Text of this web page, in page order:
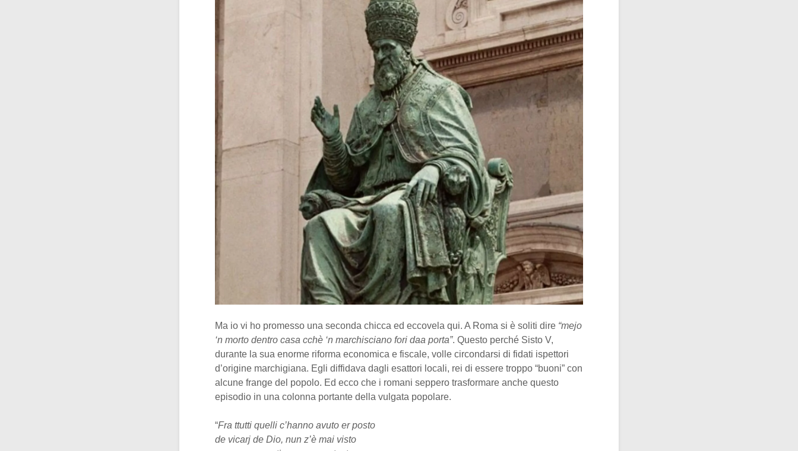
Ma io vi ho promesso una seconda chicca ed eccovela qui. A Roma si è soliti dire “mejo
‘n morto dentro casa cchè ‘n marchisciano fori daa porta”. Questo perché Sisto V,
durante la sua enorme riforma economica e fiscale, volle circondarsi di fidati ispettori
d’origine marchigiana. Egli diffidava dagli esattori locali, rei di essere troppo “buoni” con
alcune frange del popolo. Ed ecco che i romani seppero trasformare anche questo
episodio in una colonna portante della vulgata popolare.
“Fra ttutti quelli c’hanno avuto er posto
de vicarj de Dio, nun z’è mai visto